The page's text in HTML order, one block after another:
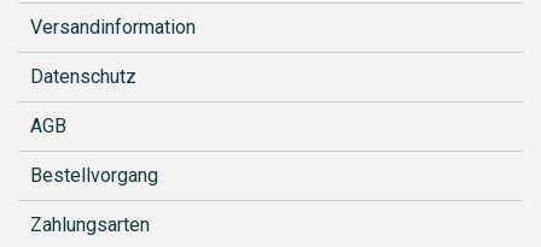
Versandinformation
Datenschutz
AGB
Bestellvorgang
Zahlungsarten